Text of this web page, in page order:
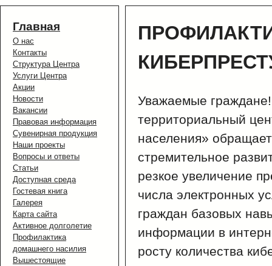
Главная
О нас
Контакты
Структура Центра
Услуги Центра
Акции
Новости
Вакансии
Правовая информация
Сувенирная продукция
Наши проекты
Вопросы и ответы
Статьи
Доступная среда
Гостевая книга
Галерея
Карта сайта
Активное долголетие
Профилактика
домашнего насилия
Вышестоящие
Уважаемые
территориальный
населения»
стремительное
резкое увеличение
числа электронных
граждан базовых
информации в
росту количества